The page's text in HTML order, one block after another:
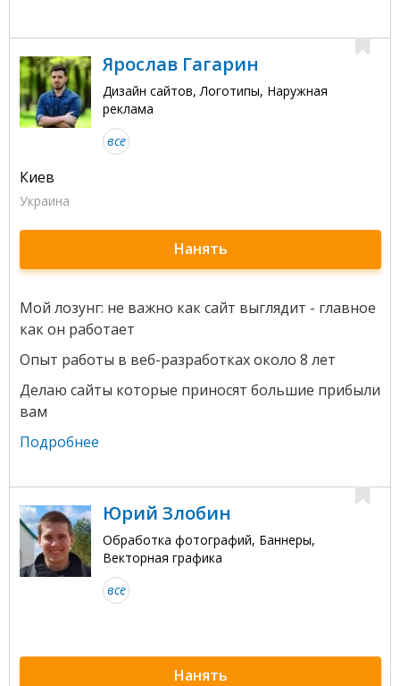
Ярослав Гагарин
Дизайн сайтов, Логотипы, Наружная
реклама
все
Киев
Украина
Нанять
Мой лозунг: не важно как сайт выглядит - главное
как он работает
Опыт работы в веб-разработках около 8 лет
Делаю сайты которые приносят большие прибыли
вам
Подробнее
Юрий Злобин
Обработка фотографий, Баннеры,
Векторная графика
все
Нанять